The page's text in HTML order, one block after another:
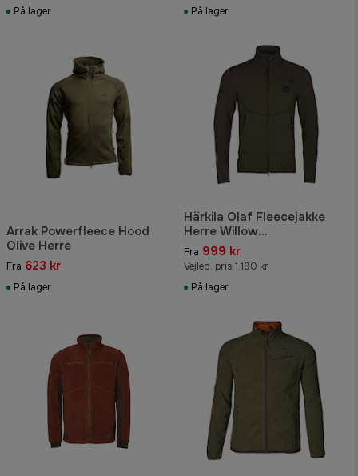
På lager På lager
Arrak Powerfleece Hood
Olive Herre
Fra 623 kr
På lager
Härkila Olaf Fleecejakke
Herre Willow
Green/Shadow Grey
Fra 999 kr
Vejled. pris 1.190 kr
På lager